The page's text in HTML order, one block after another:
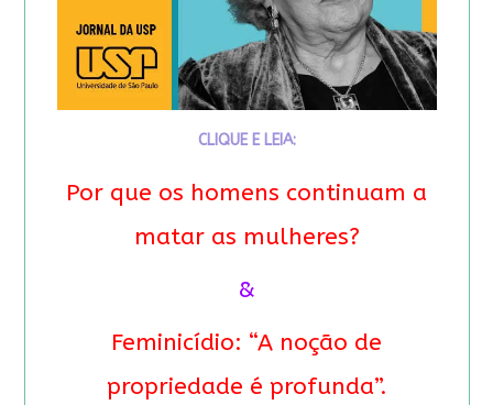
CLIQUE E LEIA:
Por que os homens continuam a
matar as mulheres?
&
Feminicídio: “A noção de
propriedade é profunda”.